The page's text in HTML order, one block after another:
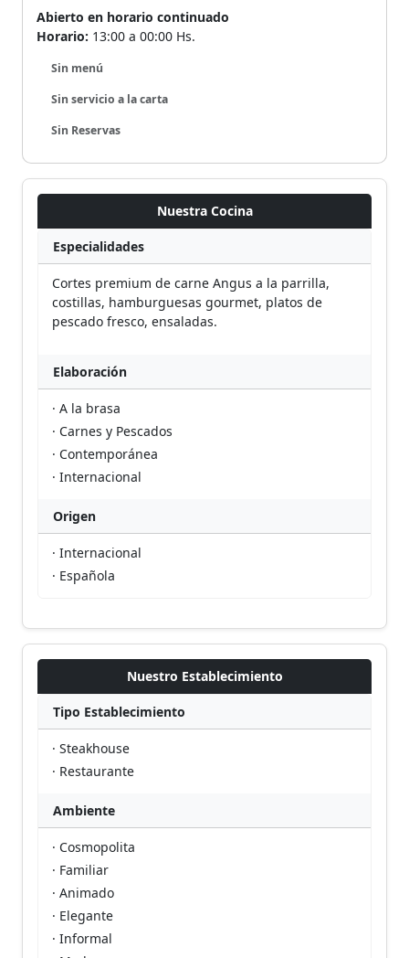
Abierto en horario continuado
Horario: 13:00 a 00:00 Hs.
Sin menú
Sin servicio a la carta
Sin Reservas
Nuestra Cocina
Especialidades
Cortes premium de carne Angus a la parrilla,
costillas, hamburguesas gourmet, platos de
pescado fresco, ensaladas.
Elaboración
· A la brasa
· Carnes y Pescados
· Contemporánea
· Internacional
Origen
· Internacional
· Española
Nuestro Establecimiento
Tipo Establecimiento
· Steakhouse
· Restaurante
Ambiente
· Cosmopolita
· Familiar
· Animado
· Elegante
· Informal